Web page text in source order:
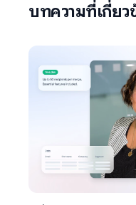
บทความที่เกี่ยว